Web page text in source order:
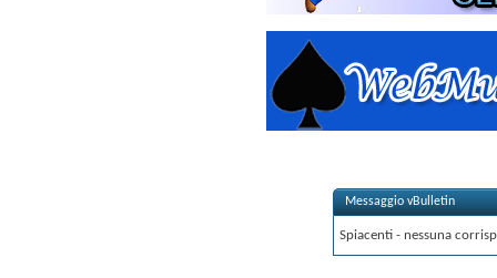
Messaggio vBulletin
Spiacenti - nessuna